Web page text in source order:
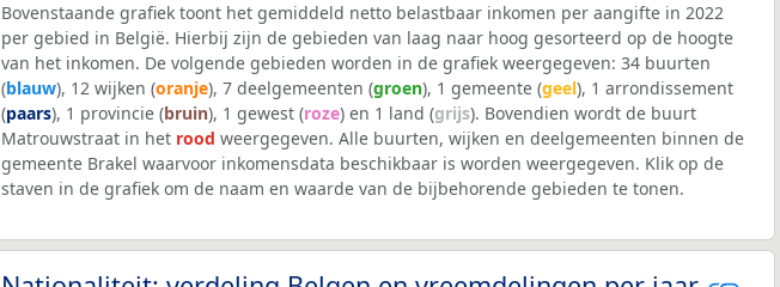
Bovenstaande grafiek toont het gemiddeld netto belastbaar inkomen per aangifte in 2022
per gebied in België. Hierbij zijn de gebieden van laag naar hoog gesorteerd op de hoogte
van het inkomen. De volgende gebieden worden in de grafiek weergegeven: 34 buurten
(blauw), 12 wijken (oranje), 7 deelgemeenten (groen), 1 gemeente (geel), 1 arrondissement
(paars), 1 provincie (bruin), 1 gewest (roze) en 1 land (grijs). Bovendien wordt de buurt
Matrouwstraat in het rood weergegeven. Alle buurten, wijken en deelgemeenten binnen de
gemeente Brakel waarvoor inkomensdata beschikbaar is worden weergegeven. Klik op de
staven in de grafiek om de naam en waarde van de bijbehorende gebieden te tonen.